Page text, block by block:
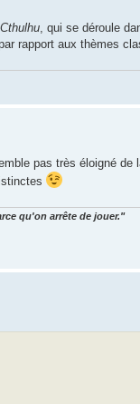
, qui se déroule
rapport aux thèmes
pas très éloigné de
qu'on arrête de jouer."